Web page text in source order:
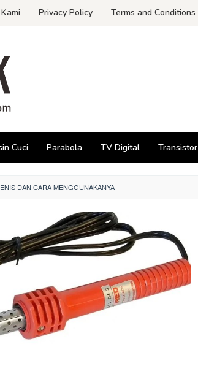
Privacy Policy Terms and Conditions
Cuci Parabola TV Digital Transistor
DAN CARA MENGGUNAKANYA